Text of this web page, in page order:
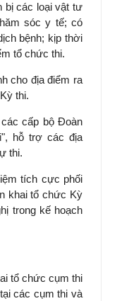
bị các loại vật tư
sóc y tế; có
bệnh; kịp thời
tổ chức thi.
cho địa điểm ra
thi.
cấp bộ Đoàn
hỗ trợ các địa
thi.
tích cực phối
khai tổ chức Kỳ
trong kế hoạch
tổ chức cụm thi
các cụm thi và